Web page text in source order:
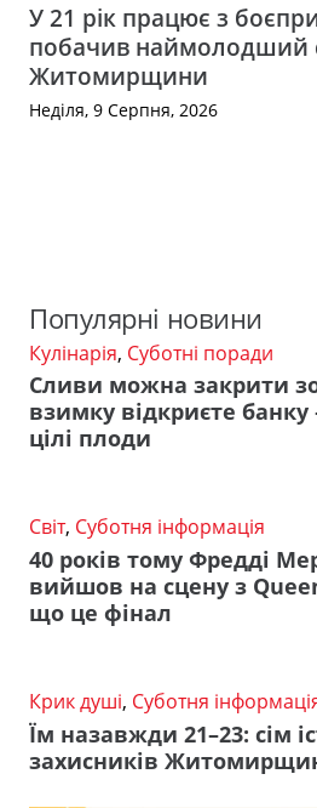
У 21 рік працює з
побачив наймолодший
Житомирщини
Неділя, 9 Серпня, 2026
Популярні новини
Кулінарія, Суботні поради
Сливи можна закрити
взимку відкриєте
цілі плоди
Світ, Суботня інформація
40 років тому Фредді
вийшов на сцену з
що це фінал
Крик душі, Суботня
Їм назавжди 21–23: сім
захисників